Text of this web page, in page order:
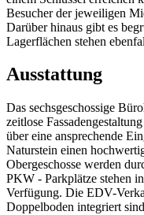
Besucher der jeweiligen
Darüber hinaus gibt es
Lagerflächen stehen
Ausstattung
Das sechsgeschossige
zeitlose
über eine ansprechende
Naturstein einen
Obergeschosse werden
PKW - Parkplätze stehen
Verfügung. Die EDV-
Doppelboden integriert